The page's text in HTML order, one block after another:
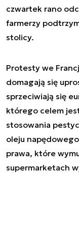
czwartek rano
farmerzy
stolicy.
Protesty we
domagają się
sprzeciwiają się
którego celem
stosowania
oleju
prawa, które
supermarketach